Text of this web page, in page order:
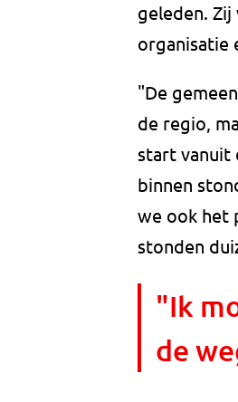
geleden.
organisatie
"De
de regio,
start vanuit
binnen
we ook het
stonden
"Ik
de